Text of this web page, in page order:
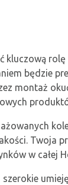
będzie
montaż
Twoja
w całej